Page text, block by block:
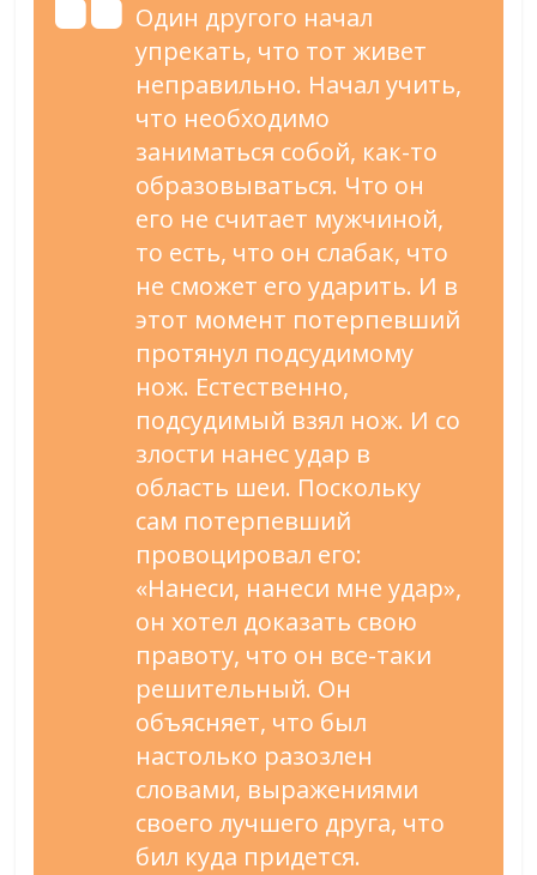
Один другого начал
упрекать, что тот живет
неправильно. Начал учить,
что необходимо
заниматься собой, как-то
образовываться. Что он
его не считает мужчиной,
то есть, что он слабак, что
не сможет его ударить. И в
этот момент потерпевший
протянул подсудимому
нож. Естественно,
подсудимый взял нож. И со
злости нанес удар в
область шеи. Поскольку
сам потерпевший
провоцировал его:
«Нанеси, нанеси мне удар»,
он хотел доказать свою
правоту, что он все-таки
решительный. Он
объясняет, что был
настолько разозлен
словами, выражениями
своего лучшего друга, что
бил куда придется.